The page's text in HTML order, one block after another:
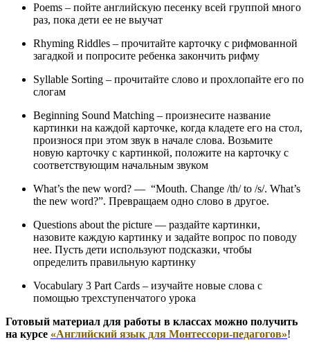
Poems – пойте английскую песенку всей группой много
раз, пока дети ее не выучат
Rhyming Riddles – прочитайте карточку с рифмованной
загадкой и попросите ребенка закончить рифму
Syllable Sorting – прочитайте слово и прохлопайте его по
слогам
Beginning Sound Matching – произнесите название
картинки на каждой карточке, когда кладете его на стол,
произнося при этом звук в начале слова. Возьмите
новую карточку с картинкой, положите на карточку с
соответствующим начальным звуком
What’s the new word? — “Mouth. Change /th/ to /s/. What’s
the new word?”. Превращаем одно слово в другое.
Questions about the picture — раздайте картинки,
назовите каждую картинку и задайте вопрос по поводу
нее. Пусть дети используют подсказки, чтобы
определить правильную картинку
Vocabulary 3 Part Cards – изучайте новые слова с
помощью трехступенчатого урока
Готовый материал для работы в классах можно получить
на курсе «Английский язык для Монтессори-педагогов»!